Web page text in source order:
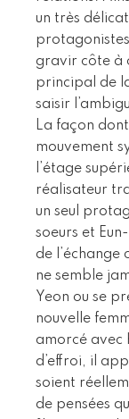
un très
gravir côte à
principal de
saisir
La façon
mouvement
l’étage
réalisateur
un seul
soeurs et
de
ne semble
Yeon ou se
nouvelle
amorcé avec
d’effroi, il
soient
de pensées